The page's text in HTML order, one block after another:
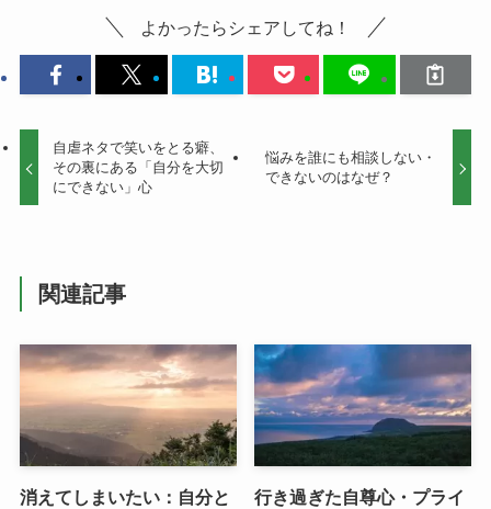
よかったらシェアしてね！
自虐ネタで笑いをとる癖、
その裏にある「自分を大切
にできない」心
悩みを誰にも相談しない・
できないのはなぜ？
関連記事
消えてしまいたい：自分と
行き過ぎた自尊心・プライ